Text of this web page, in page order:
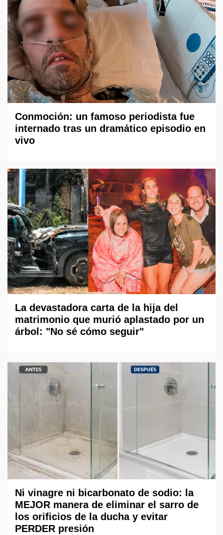
Conmoción: un famoso periodista fue
internado tras un dramático episodio en
vivo
La devastadora carta de la hija del
matrimonio que murió aplastado por un
árbol: "No sé cómo seguir"
Ni vinagre ni bicarbonato de sodio: la
MEJOR manera de eliminar el sarro de
los orificios de la ducha y evitar
PERDER presión